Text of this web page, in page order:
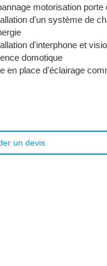
motorisation porte
d'un système de
d'interphone et
domotique
en place d'éclairage
un devis